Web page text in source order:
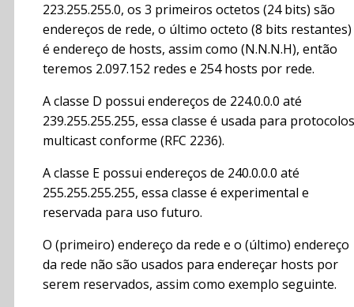
223.255.255.0, os 3 primeiros octetos (24 bits) são
endereços de rede, o último octeto (8 bits restantes)
é endereço de hosts, assim como (N.N.N.H), então
teremos 2.097.152 redes e 254 hosts por rede.
A classe D possui endereços de 224.0.0.0 até
239.255.255.255, essa classe é usada para protocolos
multicast conforme (RFC 2236).
A classe E possui endereços de 240.0.0.0 até
255.255.255.255, essa classe é experimental e
reservada para uso futuro.
O (primeiro) endereço da rede e o (último) endereço
da rede não são usados para endereçar hosts por
serem reservados, assim como exemplo seguinte.